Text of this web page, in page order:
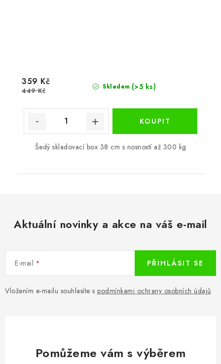
Skladem (>5 ks)
359 Kč
449 Kč
Šedý skladovací box 38 cm s nosností až 300 kg
Aktuální novinky a akce na váš e-mail
E-mail
Vložením e-mailu souhlasíte s podmínkami ochrany osobních údajů
PŘIHLÁSIT SE
Pomůžeme vám s výběrem